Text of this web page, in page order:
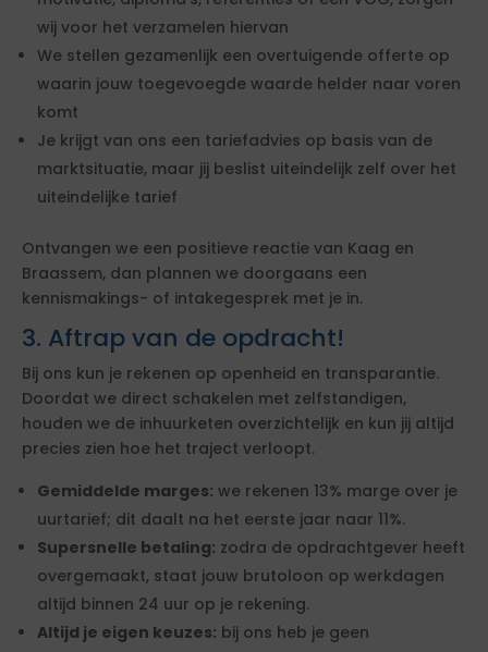
wij voor het verzamelen hiervan
We stellen gezamenlijk een overtuigende offerte op
waarin jouw toegevoegde waarde helder naar voren
komt
Je krijgt van ons een tariefadvies op basis van de
marktsituatie, maar jij beslist uiteindelijk zelf over het
uiteindelijke tarief
Ontvangen we een positieve reactie van Kaag en
Braassem, dan plannen we doorgaans een
kennismakings- of intakegesprek met je in.
3. Aftrap van de opdracht!
Bij ons kun je rekenen op openheid en transparantie.
Doordat we direct schakelen met zelfstandigen,
houden we de inhuurketen overzichtelijk en kun jij altijd
precies zien hoe het traject verloopt.
Gemiddelde marges: we rekenen 13% marge over je
uurtarief; dit daalt na het eerste jaar naar 11%.
Supersnelle betaling: zodra de opdrachtgever heeft
overgemaakt, staat jouw brutoloon op werkdagen
altijd binnen 24 uur op je rekening.
Altijd je eigen keuzes: bij ons heb je geen